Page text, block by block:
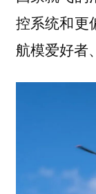
控系统和更
航模爱好者